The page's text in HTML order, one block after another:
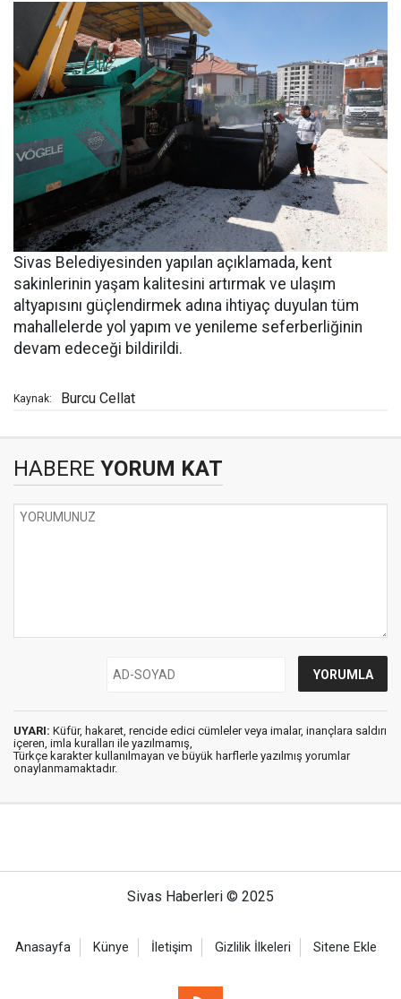
Sivas Belediyesinden yapılan açıklamada, kent
sakinlerinin yaşam kalitesini artırmak ve ulaşım
altyapısını güçlendirmek adına ihtiyaç duyulan tüm
mahallelerde yol yapım ve yenileme seferberliğinin
devam edeceği bildirildi.
Kaynak: Burcu Cellat
HABERE YORUM KAT
UYARI: Küfür, hakaret, rencide edici cümleler veya imalar, inançlara saldırı
içeren, imla kuralları ile yazılmamış,
Türkçe karakter kullanılmayan ve büyük harflerle yazılmış yorumlar
onaylanmamaktadır.
Sivas Haberleri © 2025
Anasayfa Künye İletişim Gizlilik İlkeleri Sitene Ekle